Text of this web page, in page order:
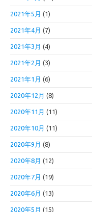
2021年5月 (1)
2021年4月 (7)
2021年3月 (4)
2021年2月 (3)
2021年1月 (6)
2020年12月 (8)
2020年11月 (11)
2020年10月 (11)
2020年9月 (8)
2020年8月 (12)
2020年7月 (19)
2020年6月 (13)
2020年5月 (15)